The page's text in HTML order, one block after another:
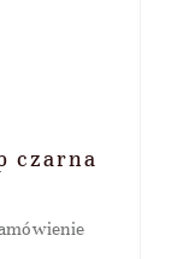
czarna